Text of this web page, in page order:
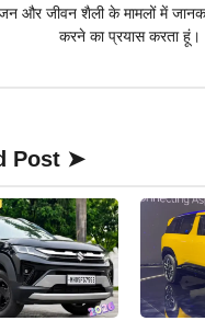
और जीवन शैली के मामलों में
करने का प्रयास करता हूं।
Post ➤